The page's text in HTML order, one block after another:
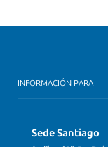
INFORMACIÓN PARA
Sede Santiago